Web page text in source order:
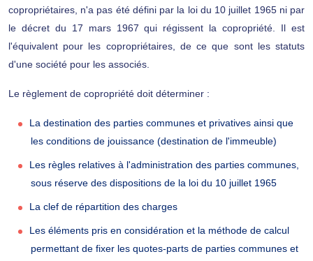
copropriétaires, n'a pas été défini par la loi du 10 juillet 1965 ni par
le décret du 17 mars 1967 qui régissent la copropriété. Il est
l'équivalent pour les copropriétaires, de ce que sont les statuts
d'une société pour les associés.
Le règlement de copropriété doit déterminer :
La destination des parties communes et privatives ainsi que
les conditions de jouissance (destination de l'immeuble)
Les règles relatives à l'administration des parties communes,
sous réserve des dispositions de la loi du 10 juillet 1965
La clef de répartition des charges
Les éléments pris en considération et la méthode de calcul
permettant de fixer les quotes-parts de parties communes et